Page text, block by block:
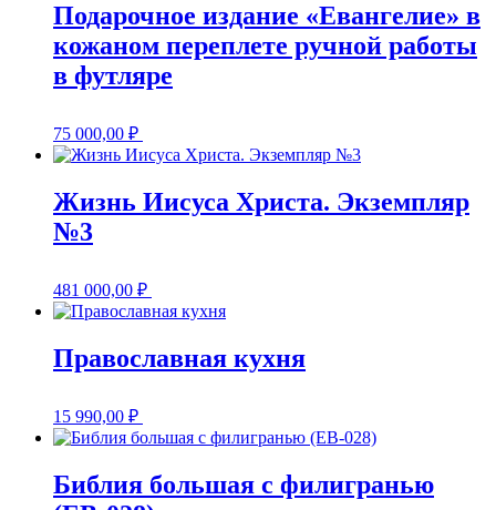
Подарочное издание «Евангелие» в
кожаном переплете ручной работы
в футляре
75 000,00 ₽
Жизнь Иисуса Христа. Экземпляр
№3
481 000,00 ₽
Православная кухня
15 990,00 ₽
Библия большая с филигранью